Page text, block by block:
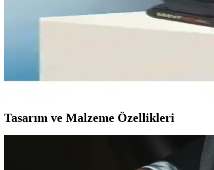
Monument Grills, dayanıklı yapısı ve çok fonksiyonlu
Arnica Bora 4000/5000/7000 Uyumlu Kilitli
Tasarım ve Malzeme Özellikleri